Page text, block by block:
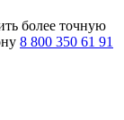
более точную
8 800 350 61 91